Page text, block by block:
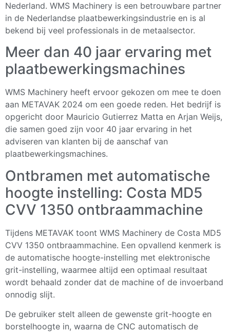
Nederland. WMS Machinery is een betrouwbare partner
in de Nederlandse plaatbewerkingsindustrie en is al
bekend bij veel professionals in de metaalsector.
Meer dan 40 jaar ervaring met
plaatbewerkingsmachines
WMS Machinery heeft ervoor gekozen om mee te doen
aan METAVAK 2024 om een goede reden. Het bedrijf is
opgericht door Mauricio Gutierrez Matta en Arjan Weijs,
die samen goed zijn voor 40 jaar ervaring in het
adviseren van klanten bij de aanschaf van
plaatbewerkingsmachines.
Ontbramen met automatische
hoogte instelling: Costa MD5
CVV 1350 ontbraammachine
Tijdens METAVAK toont WMS Machinery de Costa MD5
CVV 1350 ontbraammachine. Een opvallend kenmerk is
de automatische hoogte-instelling met elektronische
grit-instelling, waarmee altijd een optimaal resultaat
wordt behaald zonder dat de machine of de invoerband
onnodig slijt.
De gebruiker stelt alleen de gewenste grit-hoogte en
borstelhoogte in, waarna de CNC automatisch de